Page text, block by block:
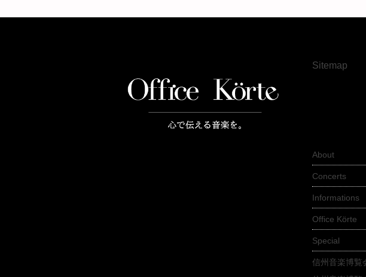
Sitemap
About
Concerts
Informations
Office Körte
Special
信州音楽博覧